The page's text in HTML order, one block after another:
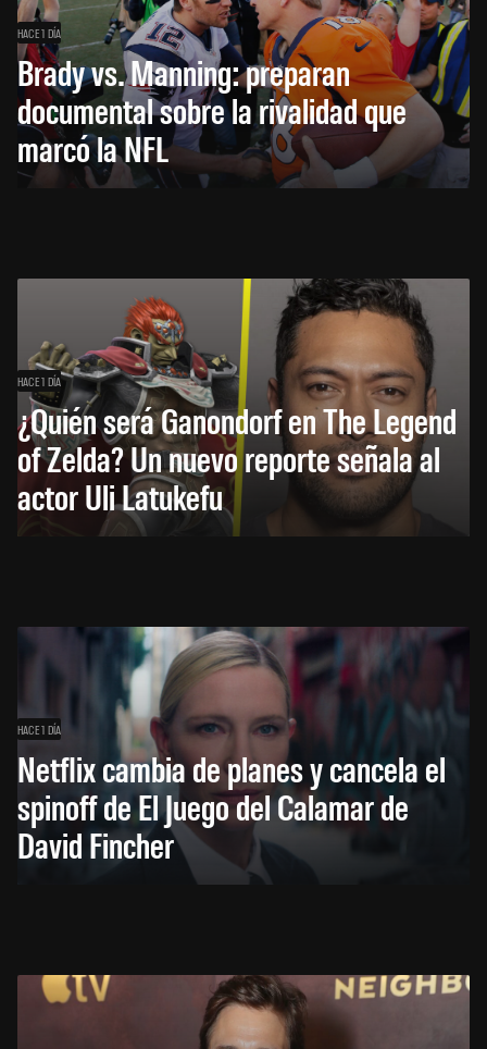
HACE 1 DÍA
Brady vs. Manning: preparan
documental sobre la rivalidad que
marcó la NFL
HACE 1 DÍA
¿Quién será Ganondorf en The Legend
of Zelda? Un nuevo reporte señala al
actor Uli Latukefu
HACE 1 DÍA
Netflix cambia de planes y cancela el
spinoff de El Juego del Calamar de
David Fincher